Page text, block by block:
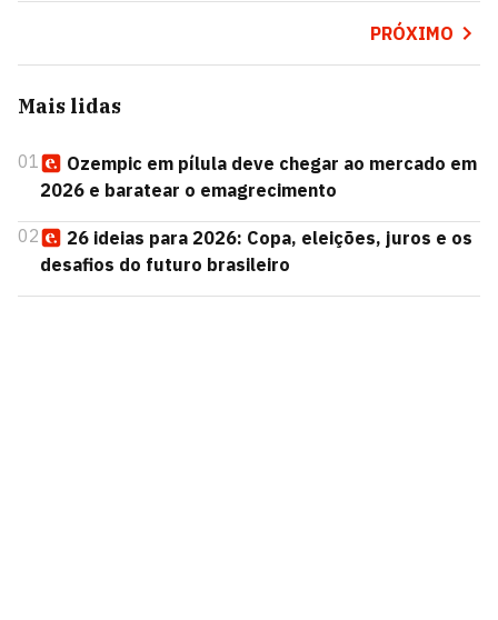
PRÓXIMO
Mais lidas
01
Ozempic em pílula deve chegar ao mercado em
2026 e baratear o emagrecimento
02
26 ideias para 2026: Copa, eleições, juros e os
desafios do futuro brasileiro